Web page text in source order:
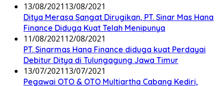
13/08/2021 13/08/2021
Ditya Merasa Sangat Dirugikan, PT. Sinar Mas Hana
Finance Diduga Kuat Telah Menipunya
11/08/2021 12/08/2021
PT. Sinarmas Hana Finance diduga kuat Perdayai
Debitur Ditya di Tulungagung Jawa Timur
13/07/2021 13/07/2021
Pegawai OTO & OTO Multiartha Cabang Kediri,